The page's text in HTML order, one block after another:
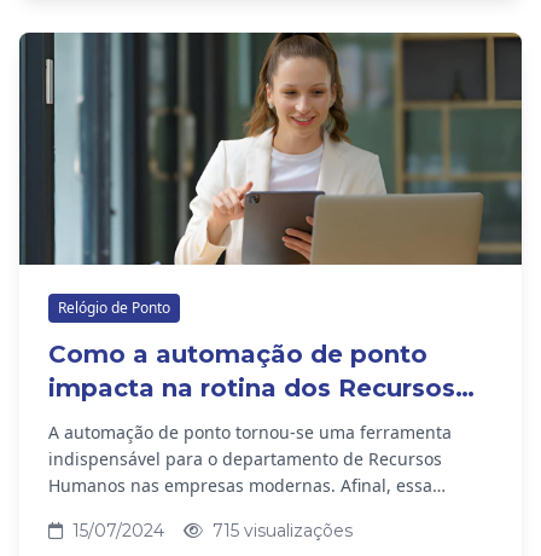
Relógio de Ponto
Como a automação de ponto
impacta na rotina dos Recursos
Humanos
A automação de ponto tornou-se uma ferramenta
indispensável para o departamento de Recursos
Humanos nas empresas modernas. Afinal, essa
das...15/07/2024 715 visualizações